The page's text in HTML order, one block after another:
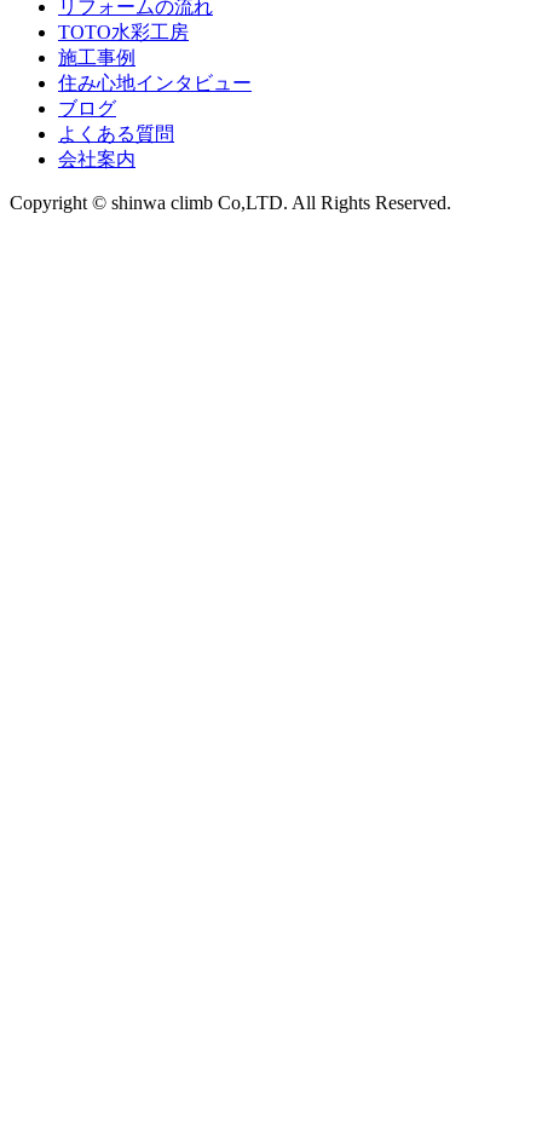
リフォームの流れ
TOTO水彩工房
施工事例
住み心地インタビュー
ブログ
よくある質問
会社案内
Copyright © shinwa climb Co,LTD. All Rights Reserved.